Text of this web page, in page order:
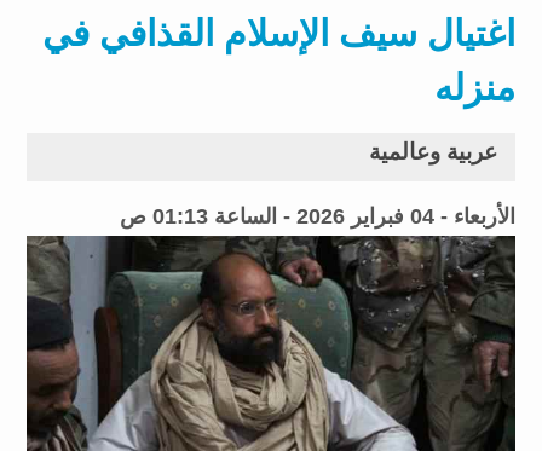
اغتيال سيف الإسلام القذافي في
منزله
عربية وعالمية
الأربعاء - 04 فبراير 2026 - الساعة 01:13 ص